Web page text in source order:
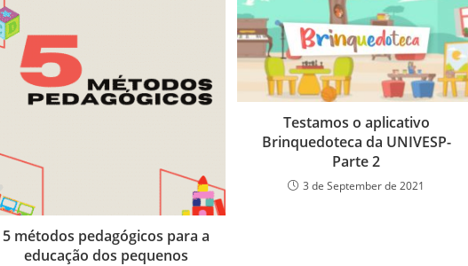
5 métodos pedagógicos para a
educação dos pequenos
Testamos o aplicativo
Brinquedoteca da UNIVESP-
Parte 2
3 de September de 2021